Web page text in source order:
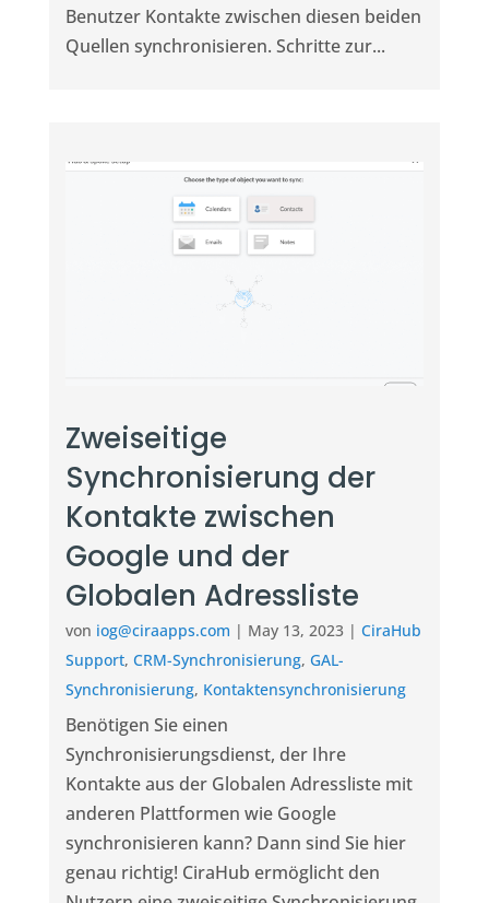
Benutzer Kontakte zwischen diesen beiden
Quellen synchronisieren. Schritte zur...
Zweiseitige
Synchronisierung der
Kontakte zwischen
Google und der
Globalen Adressliste
von iog@ciraapps.com | May 13, 2023| CiraHub
Support, CRM-Synchronisierung, GAL-
Synchronisierung, Kontaktensynchronisierung
Benötigen Sie einen
Synchronisierungsdienst, der Ihre
Kontakte aus der Globalen Adressliste mit
anderen Plattformen wie Google
synchronisieren kann? Dann sind Sie hier
genau richtig! CiraHub ermöglicht den